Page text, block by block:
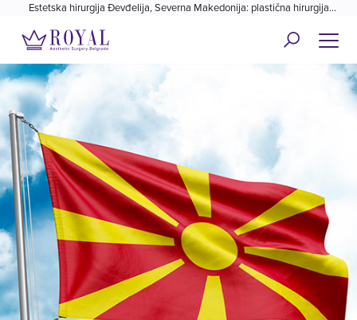
Estetska hirurgija Đevđelija, Severna Makedonija: plastična hirurgija